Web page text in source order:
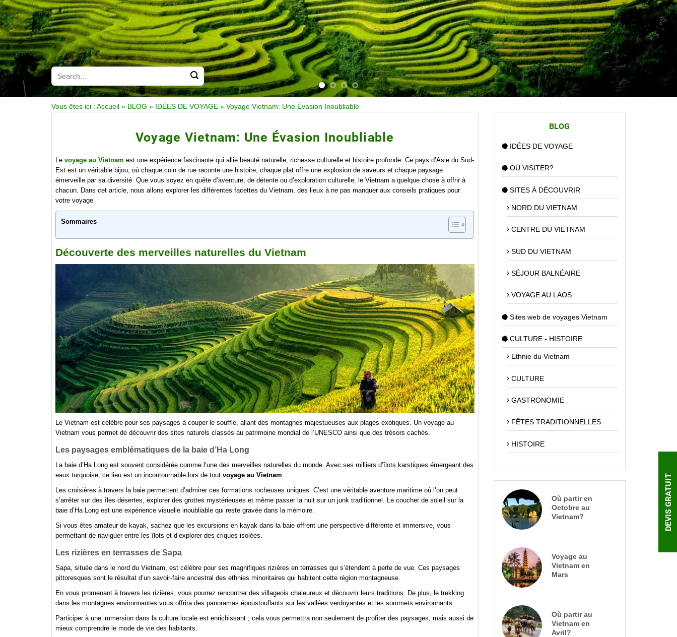
Vous êtes ici : Accueil » BLOG » IDÉES DE VOYAGE » Voyage Vietnam: Une Évasion Inoubliable
Voyage Vietnam: Une Évasion Inoubliable
Le voyage au Vietnam est une expérience fascinante qui allie beauté naturelle, richesse culturelle et histoire profonde. Ce pays d’Asie du Sud-
Est est un véritable bijou, où chaque coin de rue raconte une histoire, chaque plat offre une explosion de saveurs et chaque paysage
émerveille par sa diversité. Que vous soyez en quête d’aventure, de détente ou d’exploration culturelle, le Vietnam a quelque chose à offrir à
chacun. Dans cet article, nous allons explorer les différentes facettes du Vietnam, des lieux à ne pas manquer aux conseils pratiques pour
votre voyage.
Sommaires
Découverte des merveilles naturelles du Vietnam
Le Vietnam est célèbre pour ses paysages à couper le souffle, allant des montagnes majestueuses aux plages exotiques. Un voyage au
Vietnam vous permet de découvrir des sites naturels classés au patrimoine mondial de l’UNESCO ainsi que des trésors cachés.
Les paysages emblématiques de la baie d’Ha Long
La baie d’Ha Long est souvent considérée comme l’une des merveilles naturelles du monde. Avec ses milliers d’îlots karstiques émergeant des
eaux turquoise, ce lieu est un incontournable lors de tout voyage au Vietnam
Les croisières à travers la baie permettent d’admirer ces formations rocheuses uniques. C’est une véritable aventure maritime où l’on peut
s’arrêter sur des îles désertes, explorer des grottes mystérieuses et même passer la nuit sur un junk traditionnel. Le coucher de soleil sur la
baie d’Ha Long est une expérience visuelle inoubliable qui reste gravée dans la mémoire.
Si vous êtes amateur de kayak, sachez que les excursions en kayak dans la baie offrent une perspective différente et immersive, vous
permettant de naviguer entre les îlots et d’explorer des criques isolées.
Les rizières en terrasses de Sapa
Sapa, située dans le nord du Vietnam, est célèbre pour ses magnifiques rizières en terrasses qui s’étendent à perte de vue. Ces paysages
pittoresques sont le résultat d’un savoir-faire ancestral des ethnies minoritaires qui habitent cette région montagneuse.
En vous promenant à travers les rizières, vous pourrez rencontrer des villageois chaleureux et découvrir leurs traditions. De plus, le trekking
dans les montagnes environnantes vous offrira des panoramas époustouflants sur les vallées verdoyantes et les sommets environnants.
Participer à une immersion dans la culture locale est enrichissant ; cela vous permettra non seulement de profiter des paysages, mais aussi de
mieux comprendre le mode de vie des habitants.
BLOG
IDÉES DE VOYAGE
OÙ VISITER?
SITES À DÉCOUVRIR
NORD DU VIETNAM
CENTRE DU VIETNAM
SUD DU VIETNAM
SÉJOUR BALNÉAIRE
VOYAGE AU LAOS
Sites web de voyages Vietnam
CULTURE - HISTOIRE
Ethnie du Vietnam
CULTURE
GASTRONOMIE
FÊTES TRADITIONNELLES
HISTOIRE
Où partir en
Octobre au
Vietnam?
Voyage au
Vietnam en
Mars
Où partir au
Vietnam en
Avril?
DEVIS GRATUIT